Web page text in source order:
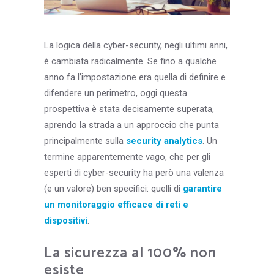
RICERCA
La logica della cyber-security, negli ultimi anni,
è cambiata radicalmente. Se fino a qualche
anno fa l’impostazione era quella di definire e
difendere un perimetro, oggi questa
prospettiva è stata decisamente superata,
aprendo la strada a un approccio che punta
principalmente sulla security analytics. Un
termine apparentemente vago, che per gli
esperti di cyber-security ha però una valenza
(e un valore) ben specifici: quelli di garantire
un monitoraggio efficace di reti e
dispositivi.
La sicurezza al 100% non
esiste